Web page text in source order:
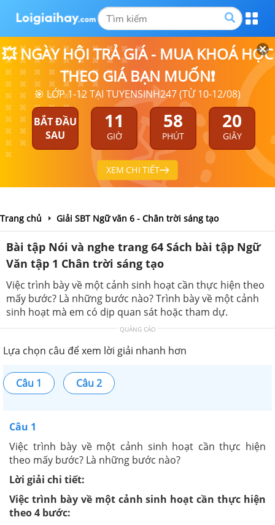
💥 NGÀY HỘI TRẢ GIÁ - MUA KHOÁ HỌC
THEO GIÁ BẠN MUỐN❗
🎯 LỚP 1-12 TẠI TUYENSINH247 (TỪ 10-12/08)
BẮT ĐẦU
SAU
11
GIỜ
58
PHÚT
20
GIÂY
XEM CHI TIẾT
Trang chủ Giải SBT Ngữ văn 6 - Chân trời sáng tạo
Bài tập Nói và nghe trang 64 Sách bài tập Ngữ
Văn tập 1 Chân trời sáng tạo
Việc trình bày về một cảnh sinh hoạt cần thực hiện theo
mấy bước? Là những bước nào? Trình bày về một cảnh
sinh hoạt mà em có dịp quan sát hoặc tham dự.
QUẢNG CÁO
Lựa chọn câu để xem lời giải nhanh hơn
Câu 1 Câu 2
Câu 1
Việc trình bày về một cảnh sinh hoạt cần thực hiện
theo mấy bước? Là những bước nào?
Lời giải chi tiết:
Việc trình bày về một cảnh sinh hoạt cần thực hiện
theo 4 bước: